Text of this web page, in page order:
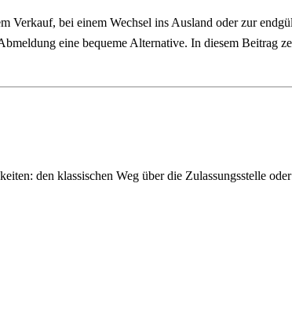
Verkauf, bei einem Wechsel ins Ausland oder zur
eine bequeme Alternative. In diesem
den klassischen Weg über die Zulassungsstelle